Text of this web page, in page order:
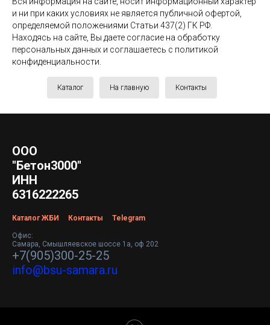
и ни при каких условиях не является публичной офертой,
определяемой положениями Статьи 437(2) ГК РФ.
Находясь на сайте, Вы даете согласие на обработку
персональных данных и соглашаетесь c политикой
конфиденциальности.
Каталог На главную Контакты
ООО
"Бетон3000"
ИНН
6316222265
Каталог ЖБИ Контакты Telegram
Офис:
Самара, Смышляевское шоссе 1а, оф 202
+7(905)300-25-25
info@bsu-samara.ru